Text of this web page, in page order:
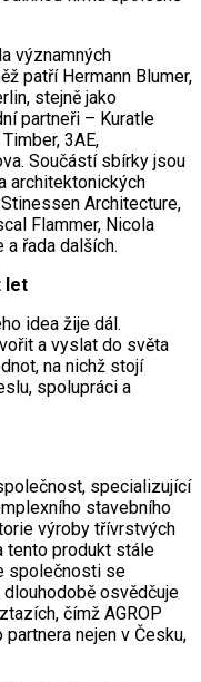
významných
patří Hermann Blumer,
stejně jako
partneři – Kuratle
3AE,
Součástí sbírky jsou
architektonických
Architecture,
Flammer, Nicola
řada dalších.
let
idea žije dál.
a vyslat do světa
na nichž stojí
spolupráci a
specializující
stavebního
výroby třívrstvých
tento produkt stále
společnosti se
osvědčuje
čímž AGROP
nejen v Česku,